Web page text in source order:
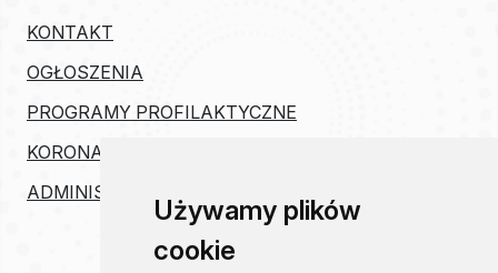
Używamy plików
cookie
KONTAKT
OGŁOSZENIA
PROGRAMY PROFILAKTYCZNE
KORONAWIRUS
ADMINISTRACJA